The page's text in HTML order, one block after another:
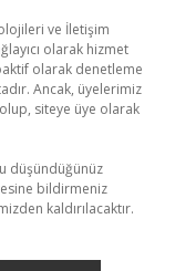
ve İletişim
olarak hizmet
olarak denetleme
Ancak, üyelerimiz
siteye üye olarak
düşündüğünüz
bildirmeniz
kaldırılacaktır.